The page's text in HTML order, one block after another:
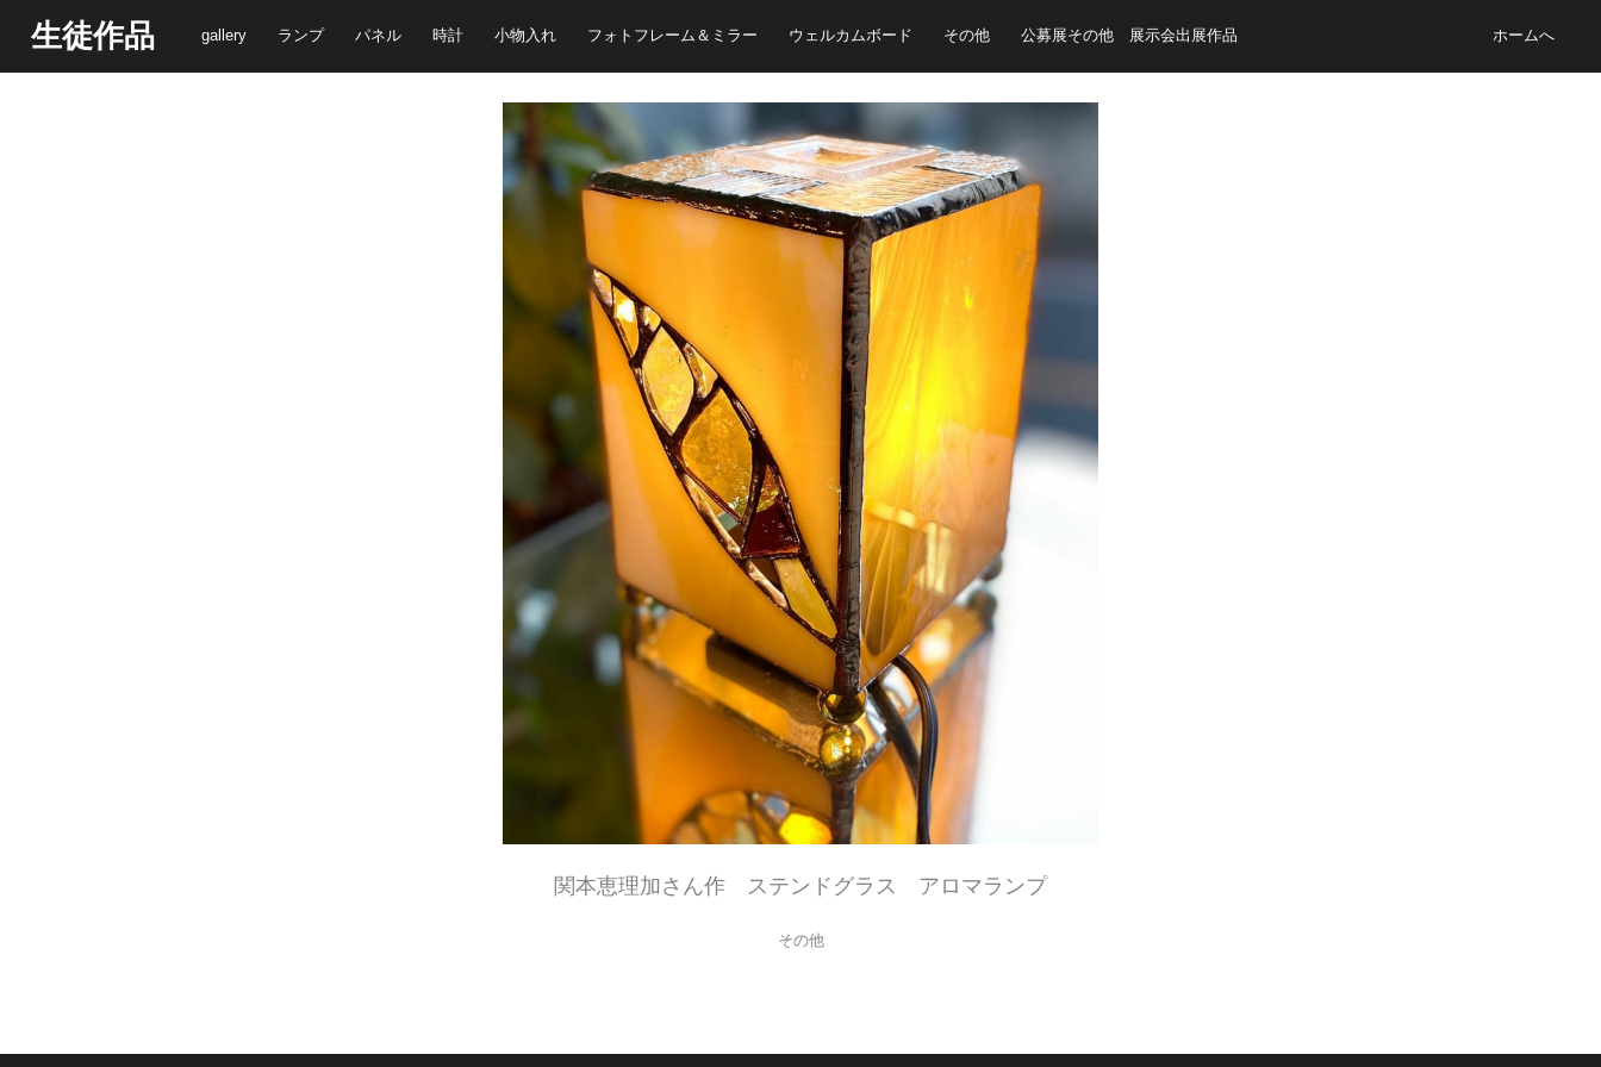
生徒作品 gallery ランプ パネル 時計 小物入れ フォトフレーム＆ミラー ウェルカムボード その他 公募展その他 展示会出展作品 ホームへ
関本恵理加さん作 ステンドグラス アロマランプ
その他